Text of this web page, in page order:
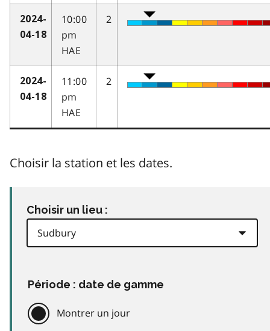
2024-
04-18
10:00
pm
HAE
2
2024-
04-18
11:00
pm
HAE
2
Choisir la station et les dates.
Choisir un lieu :
Période : date de gamme
Montrer un jour